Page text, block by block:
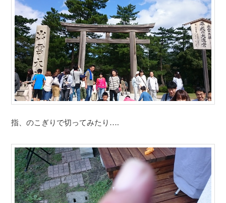
指、のこぎりで切ってみたり….